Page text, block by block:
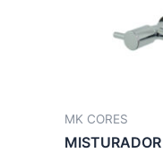
MK CORES